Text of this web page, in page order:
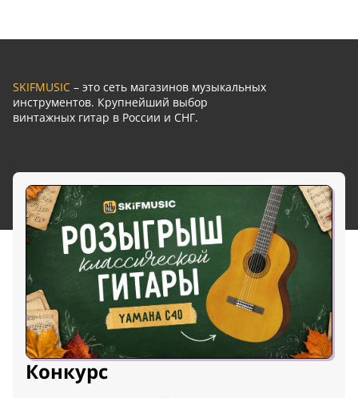
SKIFMUSIC – это сеть магазинов музыкальных
инструментов. Крупнейший выбор
винтажных гитар в России и СНГ.
Конкурс